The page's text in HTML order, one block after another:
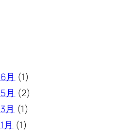
月 (1)
月 (2)
月 (1)
月 (1)